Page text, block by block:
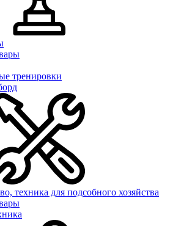
тренировки
техника для подсобного хозяйства